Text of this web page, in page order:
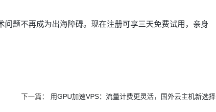
问题不再成为出海障碍。现在注册可享三天免费试用，亲身
下一篇： 用GPU加速VPS：流量计费更灵活，国外云主机新选择